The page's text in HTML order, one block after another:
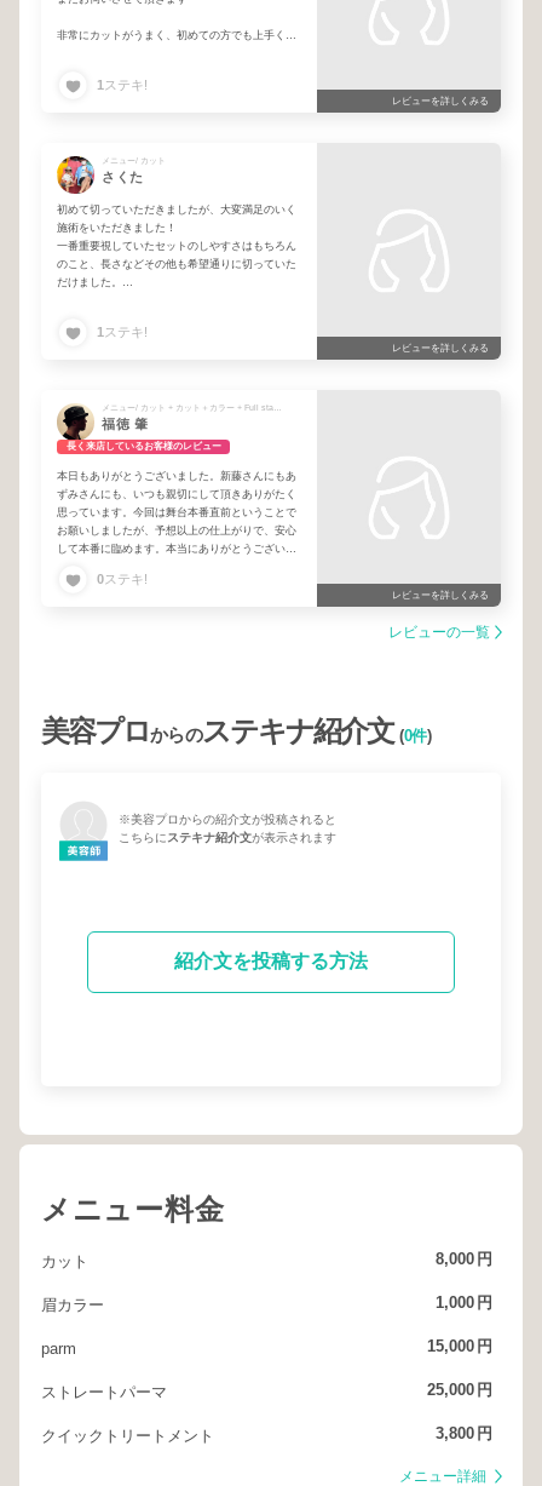
非常にカットがうまく、初めての方でも上手く対
1 ステキ!
レビューを詳しくみる
メニュー/ カット
さくた
初めて切っていただきましたが、大変満足のいく
施術をいただきました！
一番重要視していたセットのしやすさはもちろん
のこと、長さなどその他も希望通りに切っていた
だけました。
1 ステキ!
レビューを詳しくみる
福徳 肇
長く来店しているお客様のレビュー
本日もありがとうございました。新藤さんにもあ
ずみさんにも、いつも親切にして頂きありがたく
思っています。今回は舞台本番直前ということで
お願いしましたが、予想以上の仕上がりで、安心
して本番に臨めます。本当にありがとうございま
ます！
0ステキ!
レビューを詳しくみる
レビューの一覧
美容プロからのステキナ紹介文(0件)
※美容プロからの紹介文が投稿されると
こちらにステキナ紹介文が表示されます
紹介文を投稿する方法
メニュー料金
カット 8,000 円
眉カラー 1,000 円
parm 15,000 円
ストレートパーマ 25,000 円
クイックトリートメント 3,800 円
メニュー詳細